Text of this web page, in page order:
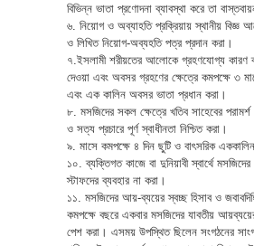
বিভিন্ন ভাতা প্রণোদনা ব্যাবস্থা করে তা
৬. নিয়োগ ও অব্যাহতি প্রক্রিয়ায় স্থানীয় বিজ্ঞ
ও লিখিত নিয়োগ-অব্যহতি পত্র প্রদান করা।
৭.ইসলামী শরীয়তের আলোকে গ্রহণযোগ্য কারণ
দেওয়া এবং অবসর গ্রহণের ক্ষেত্রে কমপক্ষে ৩
এবং এক কালিন অবসর ভাতা প্রধান করা।
৮. মসজিদের সকল ক্ষেত্রে খতিব সাহেবের
ও সত্য প্রচারে পূর্ণ স্বাধীনতা নিশ্চিত করা।
৯. মাসে কমপক্ষে ৪ দিন ছুটি ও বাৎসরিক এককালিন
১০. ব্যক্তিগত কাজে বা দুনিয়াবী স্বার্থে
স্টাফদের ব্যবহার না করা।
১১. মসজিদের আয়-ব্যয়ের স্বচ্ছ হিসাব ও
কমপক্ষে বছরে একবার মসজিদের যাবতীয়
পেশ করা। এসময় উপস্থিত ছিলেন সংগঠনের